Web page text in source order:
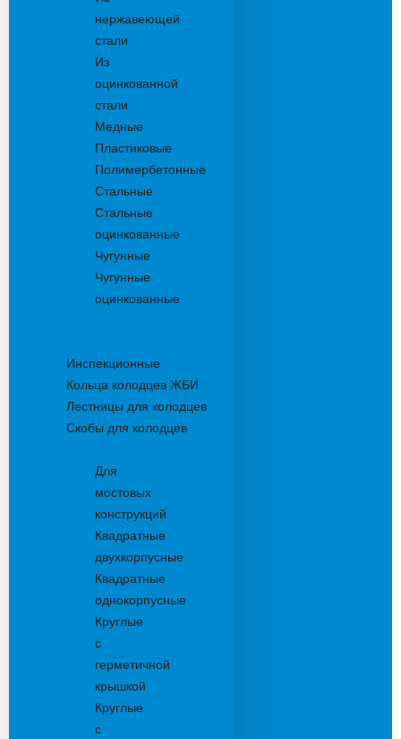
нержавеющей
стали
Из
оцинкованной
стали
Медные
Пластиковые
Полимербетонные
Стальные
Стальные
оцинкованные
Чугунные
Чугунные
оцинкованные
Инспекционные
Кольца колодцев ЖБИ
Лестницы для колодцев
Скобы для колодцев
Для
мостовых
конструкций
Квадратные
двухкорпусные
Квадратные
однокорпусные
Круглые
с
герметичной
крышкой
Круглые
с